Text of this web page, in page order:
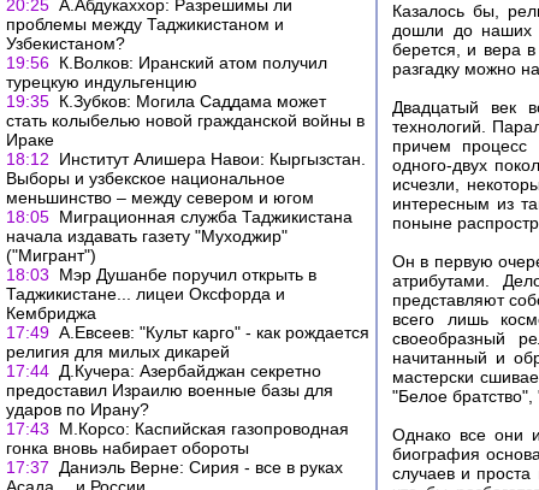
20:25 А.Абдукаххор: Разрешимы ли
проблемы между Таджикистаном и
Узбекистаном?
19:56 К.Волков: Иранский атом получил
турецкую индульгенцию
19:35 К.Зубков: Могила Саддама может
стать колыбелью новой гражданской войны в
Ираке
18:12
Институт Алишера Навои: Кыргызстан.
Выборы и узбекское национальное
меньшинство – между севером и югом
18:05 Миграционная служба Таджикистана
начала издавать газету "Муходжир"
("Мигрант")
18:03
Мэр Душанбе поручил открыть в
Таджикистане... лицеи Оксфорда и
Кембриджа
17:49 А.Евсеев: "Культ карго" - как рождается
религия для милых дикарей
17:44 Д.Кучера: Азербайджан секретно
предоставил Израилю военные базы для
ударов по Ирану?
17:43
М.Корсо: Каспийская газопроводная
гонка вновь набирает обороты
17:37
Даниэль Верне: Сирия - все в руках
Казалось бы,
дошли до наших
берется, и вера
разгадку можно
Двадцатый век
технологий.
причем процесс
одного-двух
исчезли,
интересным из
поныне
Он в первую
атрибутами.
представляют
всего лишь
своеобразный
начитанный и
мастерски
"Белое
Однако все они
биография
случаев и